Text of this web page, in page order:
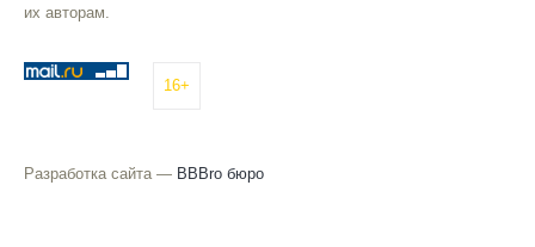
их авторам.
16+
Разработка сайта — BBBro бюро